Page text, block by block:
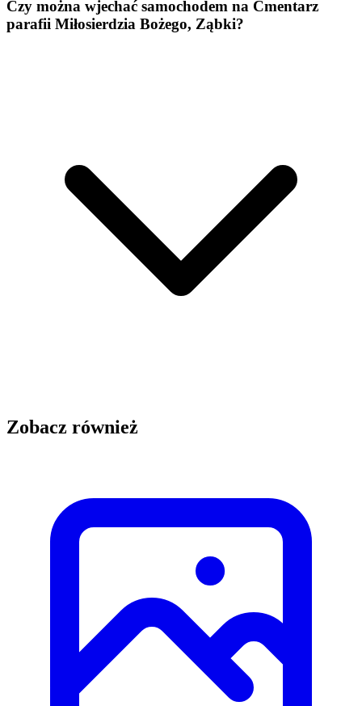
Czy można wjechać samochodem na Cmentarz
parafii Miłosierdzia Bożego, Ząbki?
Zobacz również